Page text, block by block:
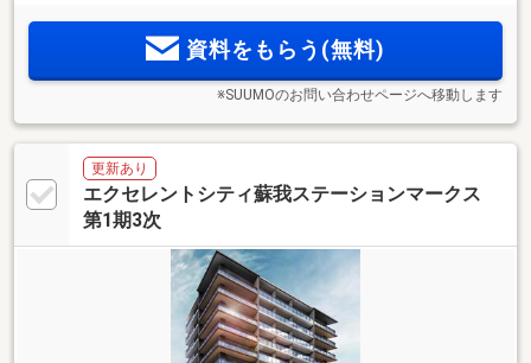
(注2)のZEH-M認定レジデンス、豊富な収納と先進設備を標準
資料をもらう(無料)
※SUUMOのお問い合わせページへ移動します
更新あり
エクセレントシティ蘇我ステーションマークス
第1期3次